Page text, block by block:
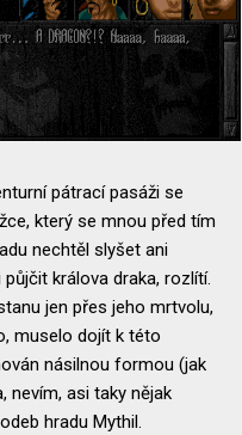
pátrací pasáži se
který se mnou před tím
nechtěl slyšet ani
králova draka, rozlítí.
jen přes jeho mrtvolu,
muselo dojít k této
násilnou formou (jak
nevím, asi taky nějak
hradu Mythil.